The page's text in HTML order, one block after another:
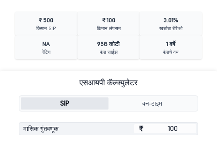
₹ 500
किमान SIP
₹ 100
किमान लंपसम
3.01%
खर्चाचा रेशिओ
NA
रेटिंग
958 कोटी
फंड साईझ
1 वर्षे
फंडचे वय
एसआयपी कॅल्क्युलेटर
SIP वन-टाइम
मासिक गुंतवणूक ₹
₹